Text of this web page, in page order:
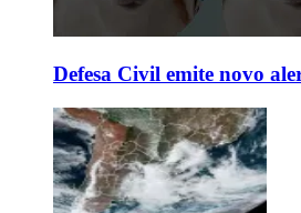
Defesa Civil emite novo